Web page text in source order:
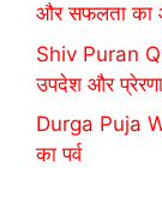
और सफलता का
Shiv Puran
उपदेश और प्रेरणा
Durga Puja
का पर्व